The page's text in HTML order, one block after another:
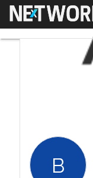
Menu
B